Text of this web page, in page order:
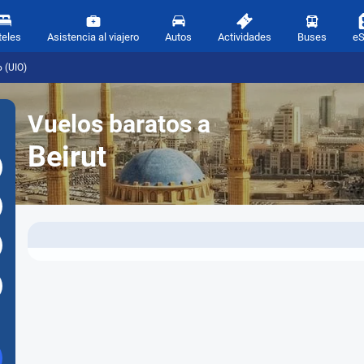
Asistencia al viajero Autos Actividades Buses
(UIO)
Vuelos baratos a
Beirut